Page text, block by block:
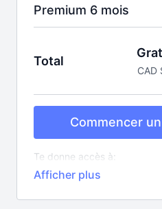
Premium 6 mois
Total
CAD
Commencer
Te donne accès à:
Tous les cours en ligne
nouveaux par semaine)
Plus de 350 recettes